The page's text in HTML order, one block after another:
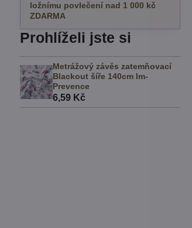
ložnímu povlečení nad 1 000 kč
ZDARMA
Prohlíželi jste si
Metrážový závěs zatemňovací
Blackout šíře 140cm Im-
Prevence
6,59 Kč